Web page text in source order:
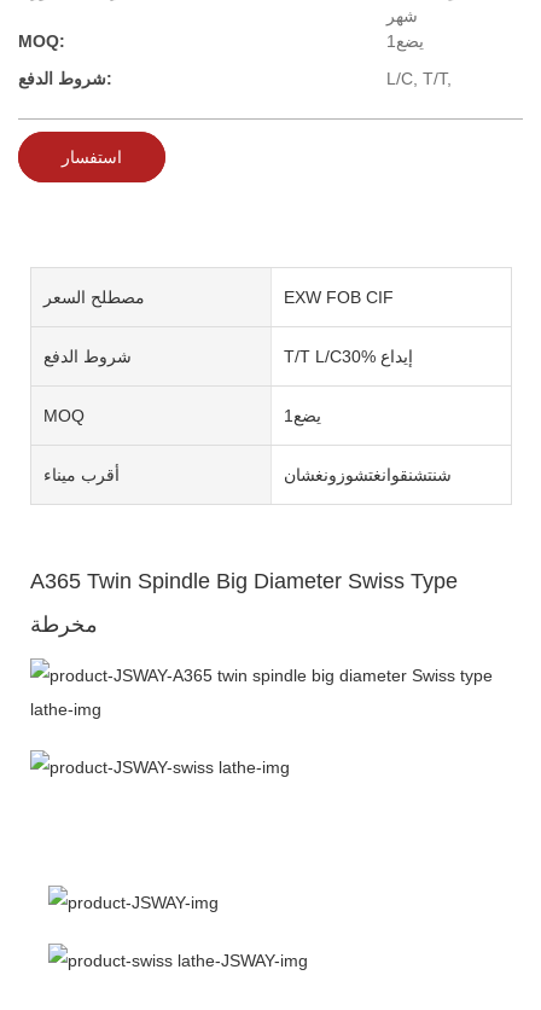
شهر
MOQ:
يضع1
شروط الدفع:
L/C, T/T,
استفسار
مصطلح السعر EXW FOB CIF
شروط الدفع T/T L/C30% إيداع
MOQ يضع1
أقرب ميناء شنتشنقوانغتشوزونغشان
A365 Twin Spindle Big Diameter Swiss Type
مخرطة